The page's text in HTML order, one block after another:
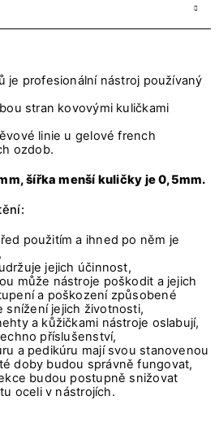
je profesionální nástroj používaný
stran kovovými kuličkami
linie u gelové french
ozdob.
šířka menší kuličky je 0,5mm.
použitím a ihned po něm je
jejich účinnost,
může nástroje poškodit a jejich
a poškození způsobené
snížení jejich životnosti,
a kůžičkami nástroje oslabují,
příslušenství,
a pedikúru mají svou stanovenou
doby budou správně fungovat,
budou postupně snižovat
oceli v nástrojích.